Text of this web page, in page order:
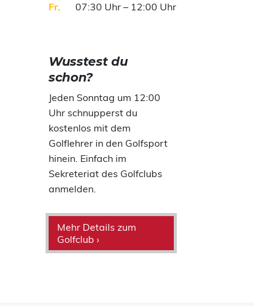
Fr
07:30 Uhr – 12:00 Uhr
Wusstest du
schon?
Jeden Sonntag um 12:00
Uhr schnupperst du
kostenlos mit dem
Golflehrer in den Golfsport
hinein. Einfach im
Sekreteriat des Golfclubs
anmelden.
Mehr Details zum
Golfclub ›